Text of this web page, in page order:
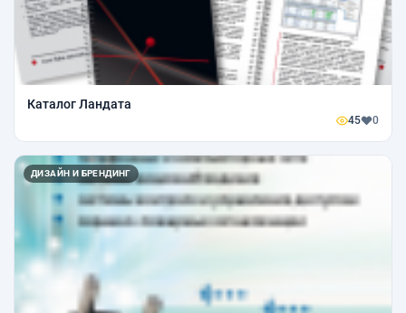
Каталог Ландата
45 0
ДИЗАЙН И БРЕНДИНГ